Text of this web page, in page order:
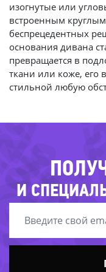
изогнутые или
встроенным
беспрецедентных
основания дивана
превращается в
ткани или коже, его
стильной любую
И
-
-